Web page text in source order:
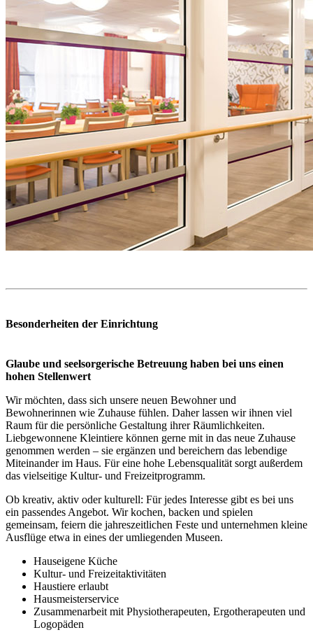
Besonderheiten der Einrichtung
Glaube und seelsorgerische Betreuung haben bei uns einen
hohen Stellenwert
Wir möchten, dass sich unsere neuen Bewohner und
Bewohnerinnen wie Zuhause fühlen. Daher lassen wir ihnen viel
Raum für die persönliche Gestaltung ihrer Räumlichkeiten.
Liebgewonnene Kleintiere können gerne mit in das neue Zuhause
genommen werden – sie ergänzen und bereichern das lebendige
Miteinander im Haus. Für eine hohe Lebensqualität sorgt außerdem
das vielseitige Kultur- und Freizeitprogramm.
Ob kreativ, aktiv oder kulturell: Für jedes Interesse gibt es bei uns
ein passendes Angebot. Wir kochen, backen und spielen
gemeinsam, feiern die jahreszeitlichen Feste und unternehmen kleine
Ausflüge etwa in eines der umliegenden Museen.
Hauseigene Küche
Kultur- und Freizeitaktivitäten
Haustiere erlaubt
Hausmeisterservice
Zusammenarbeit mit Physiotherapeuten, Ergotherapeuten und
Logopäden